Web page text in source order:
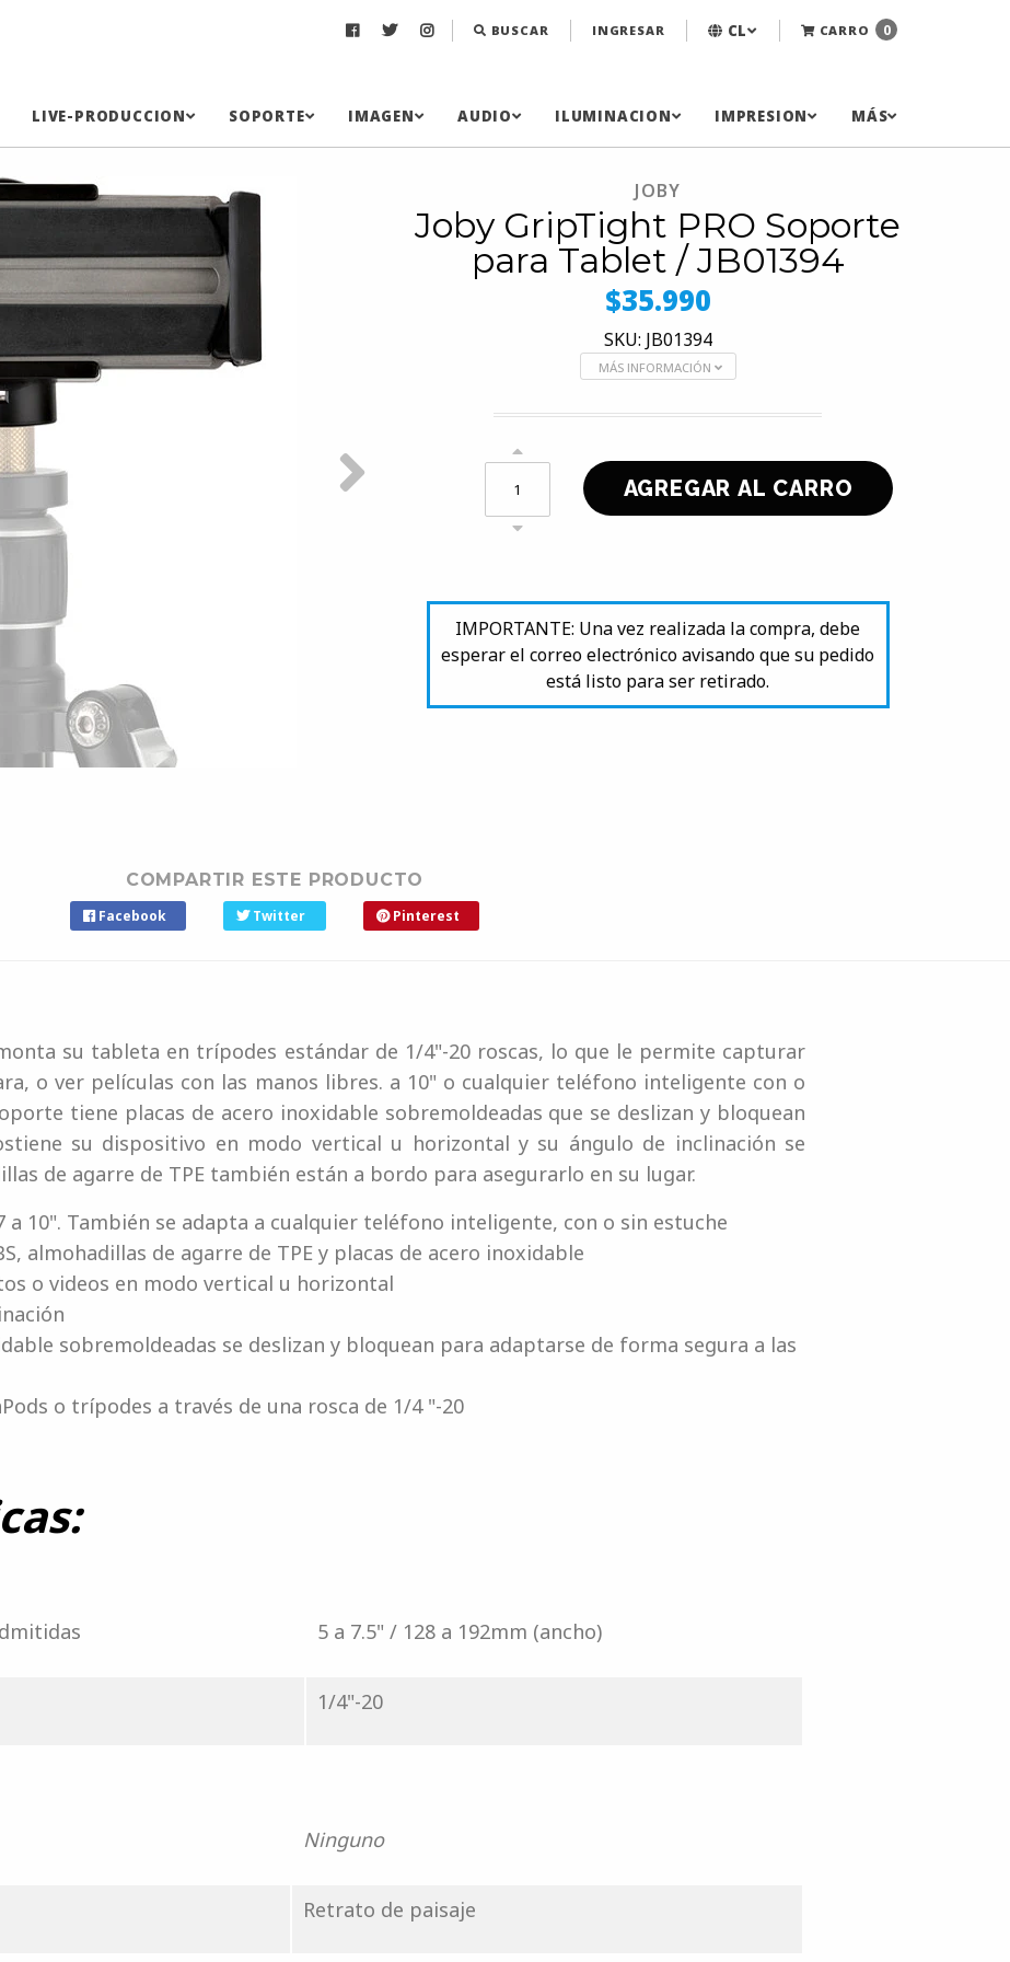
BUSCAR INGRESAR CL CARRO 0
LIVE-PRODUCCION SOPORTE IMAGEN AUDIO ILUMINACION IMPRESION MÁS
JOBY
Joby GripTight PRO Soporte
para Tablet / JB01394
$35.990
SKU: JB01394
MÁS INFORMACIÓN
IMPORTANTE: Una vez realizada la compra, debe
esperar el correo electrónico avisando que su pedido
está listo para ser retirado.
COMPARTIR ESTE PRODUCTO
Facebook Twitter Pinterest
su tableta en trípodes estándar de 1/4"-20 roscas, lo que le permite capturar
o ver películas con las manos libres. a 10" o cualquier teléfono inteligente con o
tiene placas de acero inoxidable sobremoldeadas que se deslizan y bloquean
su dispositivo en modo vertical u horizontal y su ángulo de inclinación se
de agarre de TPE también están a bordo para asegurarlo en su lugar.
a 10". También se adapta a cualquier teléfono inteligente, con o sin estuche
almohadillas de agarre de TPE y placas de acero inoxidable
o videos en modo vertical u horizontal
sobremoldeadas se deslizan y bloquean para adaptarse de forma segura a las
o trípodes a través de una rosca de 1/4 "-20
5 a 7.5" / 128 a 192mm (ancho)
1/4"-20
Ninguno
Retrato de paisaje